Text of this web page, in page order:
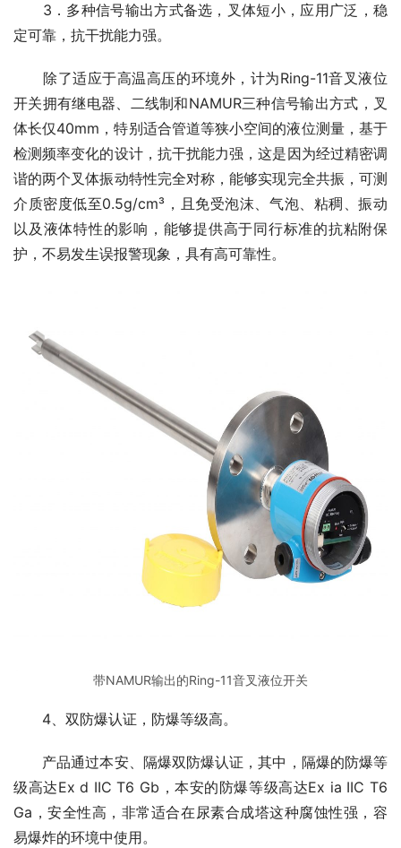
3．多种信号输出方式备选，叉体短小，应用广泛，稳
定可靠，抗干扰能力强。
除了适应于高温高压的环境外，计为Ring-11音叉液位
开关拥有继电器、二线制和NAMUR三种信号输出方式，叉
体长仅40mm，特别适合管道等狭小空间的液位测量，基于
检测频率变化的设计，抗干扰能力强，这是因为经过精密调
谐的两个叉体振动特性完全对称，能够实现完全共振，可测
介质密度低至0.5g/cm³，且免受泡沫、气泡、粘稠、振动
以及液体特性的影响，能够提供高于同行标准的抗粘附保
护，不易发生误报警现象，具有高可靠性。
带NAMUR输出的Ring-11音叉液位开关
4、双防爆认证，防爆等级高。
产品通过本安、隔爆双防爆认证，其中，隔爆的防爆等
级高达Ex d IIC T6 Gb，本安的防爆等级高达Ex ia IIC T6
Ga，安全性高，非常适合在尿素合成塔这种腐蚀性强，容
易爆炸的环境中使用。